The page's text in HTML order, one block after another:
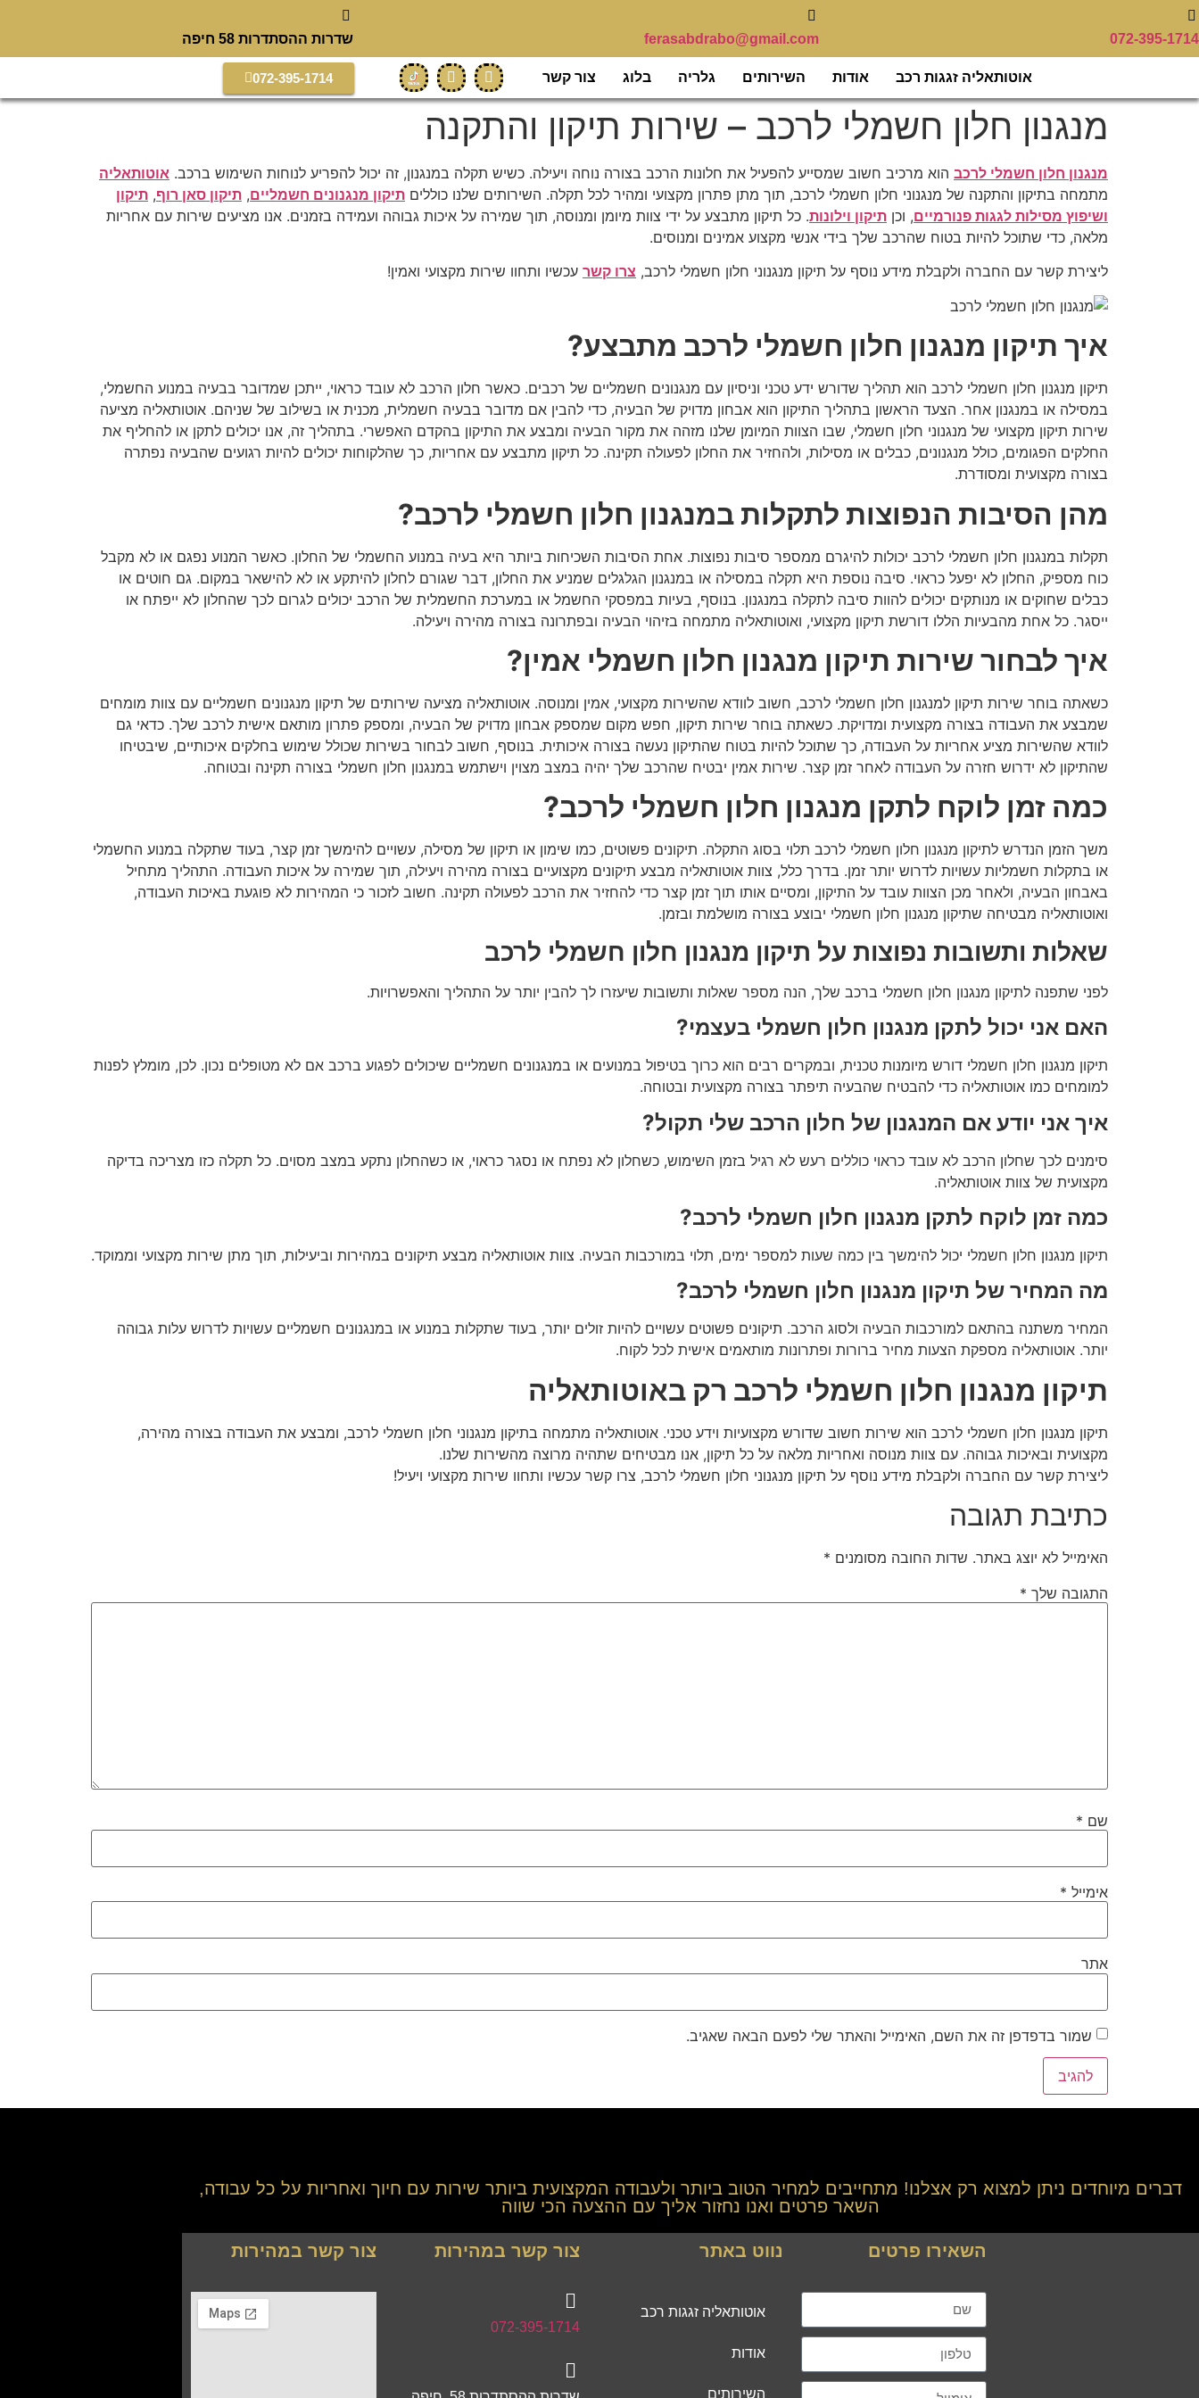
לתוכן
072-395-1714
ferasabdrabo@gmail.com שדרות ההסתדרות 58 חיפה
אוטותאליה זגגות רכב אודות השירותים גלריה בלוג צור קשר 072-395-1714
מנגנון חלון חשמלי לרכב – שירות תיקון והתקנה
מנגנון חלון חשמלי לרכב הוא מרכיב חשוב שמסייע להפעיל את חלונות הרכב בצורה נוחה ויעילה. כשיש תקלה במנגנון, זה יכול להפריע לנוחות השימוש ברכב. אוטותאליה
מתמחה בתיקון והתקנה של מנגנוני חלון חשמלי לרכב, תוך מתן פתרון מקצועי ומהיר לכל תקלה. השירותים שלנו כוללים תיקון מנגנונים חשמליים, תיקון סאן רוף, תיקון
ושיפוץ מסילות לגגות פנורמיים, וכן תיקון וילונות. כל תיקון מתבצע על ידי צוות מיומן ומנוסה, תוך שמירה על איכות גבוהה ועמידה בזמנים. אנו מציעים שירות עם אחריות
מלאה, כדי שתוכל להיות בטוח שהרכב שלך בידי אנשי מקצוע אמינים ומנוסים.
ליצירת קשר עם החברה ולקבלת מידע נוסף על תיקון מנגנוני חלון חשמלי לרכב, צרו קשר עכשיו ותחוו שירות מקצועי ואמין!
איך תיקון מנגנון חלון חשמלי לרכב מתבצע?
תיקון מנגנון חלון חשמלי לרכב הוא תהליך שדורש ידע טכני וניסיון עם מנגנונים חשמליים של רכבים. כאשר חלון הרכב לא עובד כראוי, ייתכן שמדובר בבעיה במנוע החשמלי,
במסילה או במנגנון אחר. הצעד הראשון בתהליך התיקון הוא אבחון מדויק של הבעיה, כדי להבין אם מדובר בבעיה חשמלית, מכנית או בשילוב של שניהם. אוטותאליה מציעה
שירות תיקון מקצועי של מנגנוני חלון חשמלי, שבו הצוות המיומן שלנו מזהה את מקור הבעיה ומבצע את התיקון בהקדם האפשרי. בתהליך זה, אנו יכולים לתקן או להחליף את
החלקים הפגומים, כולל מנגנונים, כבלים או מסילות, ולהחזיר את החלון לפעולה תקינה. כל תיקון מתבצע עם אחריות, כך שהלקוחות יכולים להיות רגועים שהבעיה נפתרה
בצורה מקצועית ומסודרת.
מהן הסיבות הנפוצות לתקלות במנגנון חלון חשמלי לרכב?
תקלות במנגנון חלון חשמלי לרכב יכולות להיגרם ממספר סיבות נפוצות. אחת הסיבות השכיחות ביותר היא בעיה במנוע החשמלי של החלון. כאשר המנוע נפגם או לא מקבל
כוח מספיק, החלון לא יפעל כראוי. סיבה נוספת היא תקלה במסילה או במנגנון הגלגלים שמניע את החלון, דבר שגורם לחלון להיתקע או לא להישאר במקום. גם חוטים או
כבלים שחוקים או מנותקים יכולים להוות סיבה לתקלה במנגנון. בנוסף, בעיות במפסקי החשמל או במערכת החשמלית של הרכב יכולים לגרום לכך שהחלון לא ייפתח או
ייסגר. כל אחת מהבעיות הללו דורשת תיקון מקצועי, ואוטותאליה מתמחה בזיהוי הבעיה ובפתרונה בצורה מהירה ויעילה.
איך לבחור שירות תיקון מנגנון חלון חשמלי אמין?
כשאתה בוחר שירות תיקון למנגנון חלון חשמלי לרכב, חשוב לוודא שהשירות מקצועי, אמין ומנוסה. אוטותאליה מציעה שירותים של תיקון מנגנונים חשמליים עם צוות מומחים
שמבצע את העבודה בצורה מקצועית ומדויקת. כשאתה בוחר שירות תיקון, חפש מקום שמספק אבחון מדויק של הבעיה, ומספק פתרון מותאם אישית לרכב שלך. כדאי גם
לוודא שהשירות מציע אחריות על העבודה, כך שתוכל להיות בטוח שהתיקון נעשה בצורה איכותית. בנוסף, חשוב לבחור בשירות שכולל שימוש בחלקים איכותיים, שיבטיחו
שהתיקון לא ידרוש חזרה על העבודה לאחר זמן קצר. שירות אמין יבטיח שהרכב שלך יהיה במצב מצוין וישתמש במנגנון חלון חשמלי בצורה תקינה ובטוחה.
כמה זמן לוקח לתקן מנגנון חלון חשמלי לרכב?
משך הזמן הנדרש לתיקון מנגנון חלון חשמלי לרכב תלוי בסוג התקלה. תיקונים פשוטים, כמו שימון או תיקון של מסילה, עשויים להימשך זמן קצר, בעוד שתקלה במנוע החשמלי
או בתקלות חשמליות עשויות לדרוש יותר זמן. בדרך כלל, צוות אוטותאליה מבצע תיקונים מקצועיים בצורה מהירה ויעילה, תוך שמירה על איכות העבודה. התהליך מתחיל
באבחון הבעיה, ולאחר מכן הצוות עובד על התיקון, ומסיים אותו תוך זמן קצר כדי להחזיר את הרכב לפעולה תקינה. חשוב לזכור כי המהירות לא פוגעת באיכות העבודה,
ואוטותאליה מבטיחה שתיקון מנגנון חלון חשמלי יבוצע בצורה מושלמת ובזמן.
שאלות ותשובות נפוצות על תיקון מנגנון חלון חשמלי לרכב
לפני שתפנה לתיקון מנגנון חלון חשמלי ברכב שלך, הנה מספר שאלות ותשובות שיעזרו לך להבין יותר על התהליך והאפשרויות.
האם אני יכול לתקן מנגנון חלון חשמלי בעצמי?
תיקון מנגנון חלון חשמלי דורש מיומנות טכנית, ובמקרים רבים הוא כרוך בטיפול במנועים או במנגנונים חשמליים שיכולים לפגוע ברכב אם לא מטופלים נכון. לכן, מומלץ לפנות
למומחים כמו אוטותאליה כדי להבטיח שהבעיה תיפתר בצורה מקצועית ובטוחה.
איך אני יודע אם המנגנון של חלון הרכב שלי תקול?
סימנים לכך שחלון הרכב לא עובד כראוי כוללים רעש לא רגיל בזמן השימוש, כשחלון לא נפתח או נסגר כראוי, או כשהחלון נתקע במצב מסוים. כל תקלה כזו מצריכה בדיקה
מקצועית של צוות אוטותאליה.
כמה זמן לוקח לתקן מנגנון חלון חשמלי לרכב?
תיקון מנגנון חלון חשמלי יכול להימשך בין כמה שעות למספר ימים, תלוי במורכבות הבעיה. צוות אוטותאליה מבצע תיקונים במהירות וביעילות, תוך מתן שירות מקצועי וממוקד.
מה המחיר של תיקון מנגנון חלון חשמלי לרכב?
המחיר משתנה בהתאם למורכבות הבעיה ולסוג הרכב. תיקונים פשוטים עשויים להיות זולים יותר, בעוד שתקלות במנוע או במנגנונים חשמליים עשויות לדרוש עלות גבוהה
יותר. אוטותאליה מספקת הצעות מחיר ברורות ופתרונות מותאמים אישית לכל לקוח.
תיקון מנגנון חלון חשמלי לרכב רק באוטותאליה
תיקון מנגנון חלון חשמלי לרכב הוא שירות חשוב שדורש מקצועיות וידע טכני. אוטותאליה מתמחה בתיקון מנגנוני חלון חשמלי לרכב, ומבצע את העבודה בצורה מהירה,
מקצועית ובאיכות גבוהה. עם צוות מנוסה ואחריות מלאה על כל תיקון, אנו מבטיחים שתהיה מרוצה מהשירות שלנו.
ליצירת קשר עם החברה ולקבלת מידע נוסף על תיקון מנגנוני חלון חשמלי לרכב, צרו קשר עכשיו ותחוו שירות מקצועי ויעיל!
כתיבת תגובה
האימייל לא יוצג באתר. שדות החובה מסומנים *
התגובה שלך *
שם *
אימייל *
אתר
שמור בדפדפן זה את השם, האימייל והאתר שלי לפעם הבאה שאגיב.
דברים מיוחדים ניתן למצוא רק אצלנו! מתחייבים למחיר הטוב ביותר ולעבודה המקצועית ביותר שירות עם חיוך ואחריות על כל עבודה,
השאר פרטים ואנו נחזור אליך עם ההצעה הכי שווה
השאירו פרטים נווט באתר
אוטותאליה זגגות רכב
אודות
השירותים
צור קשר במהירות
072-395-1714
צור קשר במהירות